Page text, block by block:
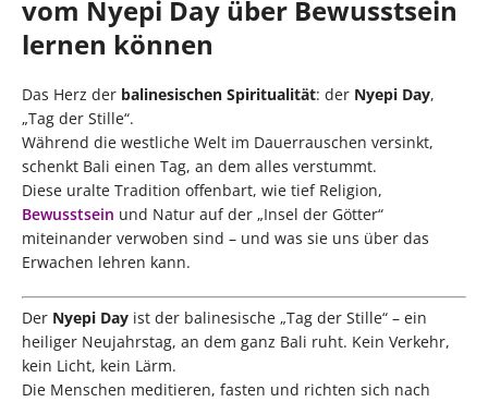
vom Nyepi Day über Bewusstsein
lernen können
Das Herz der balinesischen Spiritualität: der Nyepi Day,
„Tag der Stille“.
Während die westliche Welt im Dauerrauschen versinkt,
schenkt Bali einen Tag, an dem alles verstummt.
Diese uralte Tradition offenbart, wie tief Religion,
Bewusstsein und Natur auf der „Insel der Götter“
miteinander verwoben sind – und was sie uns über das
Erwachen lehren kann.
Der Nyepi Day ist der balinesische „Tag der Stille“ – ein
heiliger Neujahrstag, an dem ganz Bali ruht. Kein Verkehr,
kein Licht, kein Lärm.
Die Menschen meditieren, fasten und richten sich nach